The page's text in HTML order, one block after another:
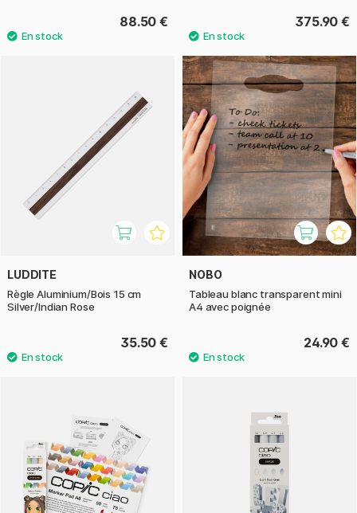
88.50 € 375.90 €
LUDDITE
Règle Aluminium/Bois 15 cm
Silver/Indian Rose
35.50 €
NOBO
Tableau blanc transparent mini
A4 avec poignée
24.90 €